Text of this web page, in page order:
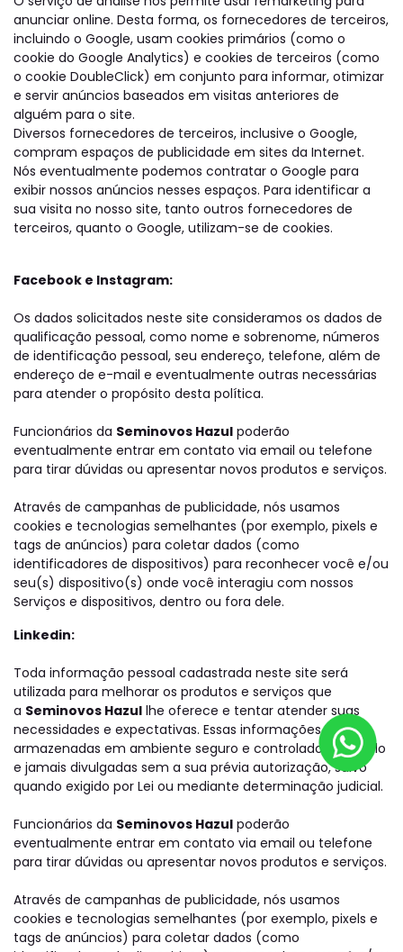
anunciar online. Desta forma, os fornecedores de terceiros,
incluindo o Google, usam cookies primários (como o
cookie do Google Analytics) e cookies de terceiros (como
o cookie DoubleClick) em conjunto para informar, otimizar
e servir anúncios baseados em visitas anteriores de
alguém para o site.
Diversos fornecedores de terceiros, inclusive o Google,
compram espaços de publicidade em sites da Internet.
Nós eventualmente podemos contratar o Google para
exibir nossos anúncios nesses espaços. Para identificar a
sua visita no nosso site, tanto outros fornecedores de
terceiros, quanto o Google, utilizam-se de cookies.
Facebook e Instagram:
Os dados solicitados neste site consideramos os dados de
qualificação pessoal, como nome e sobrenome, números
de identificação pessoal, seu endereço, telefone, além de
endereço de e-mail e eventualmente outras necessárias
para atender o propósito desta política.
Funcionários da Seminovos Hazul poderão
eventualmente entrar em contato via email ou telefone
para tirar dúvidas ou apresentar novos produtos e serviços.
Através de campanhas de publicidade, nós usamos
cookies e tecnologias semelhantes (por exemplo, pixels e
tags de anúncios) para coletar dados (como
identificadores de dispositivos) para reconhecer você e/ou
seu(s) dispositivo(s) onde você interagiu com nossos
Serviços e dispositivos, dentro ou fora dele.
Linkedin:
Toda informação pessoal cadastrada neste site será
utilizada para melhorar os produtos e serviços que
a Seminovos Hazul lhe oferece e tentar atender suas
necessidades e expectativas. Essas informações serão
armazenadas em ambiente seguro e controlado, sob sigilo
e jamais divulgadas sem a sua prévia autorização, salvo
quando exigido por Lei ou mediante determinação judicial.
Funcionários da Seminovos Hazul poderão
eventualmente entrar em contato via email ou telefone
para tirar dúvidas ou apresentar novos produtos e serviços.
Através de campanhas de publicidade, nós usamos
cookies e tecnologias semelhantes (por exemplo, pixels e
tags de anúncios) para coletar dados (como